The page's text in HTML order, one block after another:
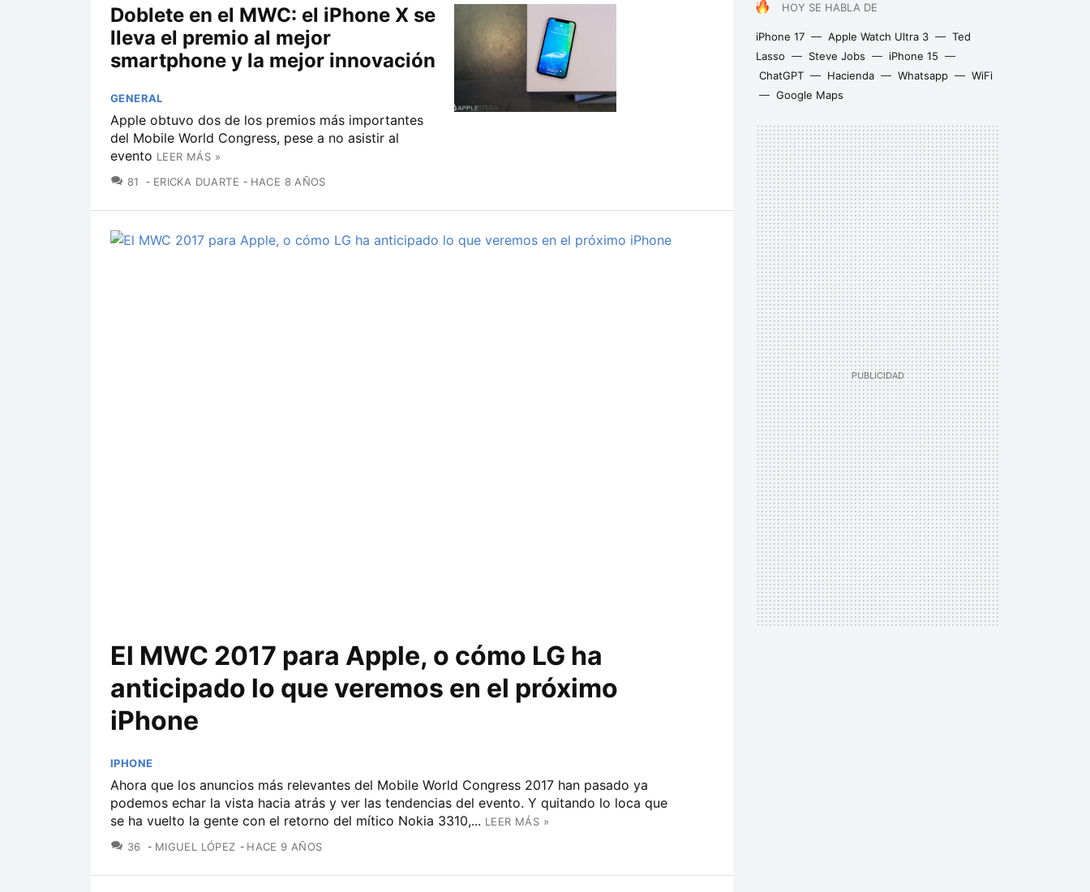
HOY SE HABLA DE
iPhone 17 Apple Watch Ultra 3
Ted
Lasso
Steve Jobs
iPhone 15
ChatGPT
Hacienda Whatsapp
WiFi
Google Maps
Doblete en el MWC: el iPhone X se
lleva el premio al mejor
smartphone y la mejor innovación
GENERAL
Apple obtuvo dos de los premios más importantes
del Mobile World Congress, pese a no asistir al
evento LEER MÁS »
81
COMENTARIOS
ERICKA DUARTE HACE 8 AÑOS
El MWC 2017 para Apple, o cómo LG ha
anticipado lo que veremos en el próximo
iPhone
IPHONE
Ahora que los anuncios más relevantes del Mobile World Congress 2017 han pasado ya
podemos echar la vista hacia atrás y ver las tendencias del evento. Y quitando lo loca que
se ha vuelto la gente con el retorno del mítico Nokia 3310,... LEER MÁS »
36 COMENTARIOS
MIGUEL LÓPEZ HACE 9 AÑOS